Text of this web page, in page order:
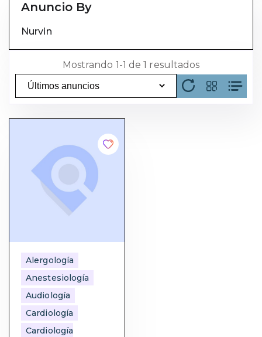
Anuncio By
Nurvin
Mostrando 1-1 de 1 resultados
Alergología
Anestesiología
Audiología
Cardiología
Cardiología